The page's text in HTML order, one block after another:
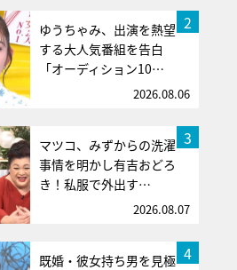
2
ゆうちゃみ、出演を熱望
する大人気番組を告白
「オーディション10…
2026.08.06
3
マツコ、みずからの洗濯
事情を明かし有吉おどろ
き！私服で外出す…
2026.08.07
4
既婚・彼女持ち男を見極